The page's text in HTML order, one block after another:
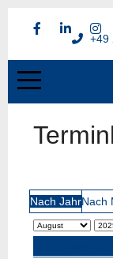
+49
Nach JahrNach